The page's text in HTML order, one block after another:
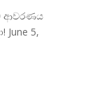
ආවරණය
June 5,